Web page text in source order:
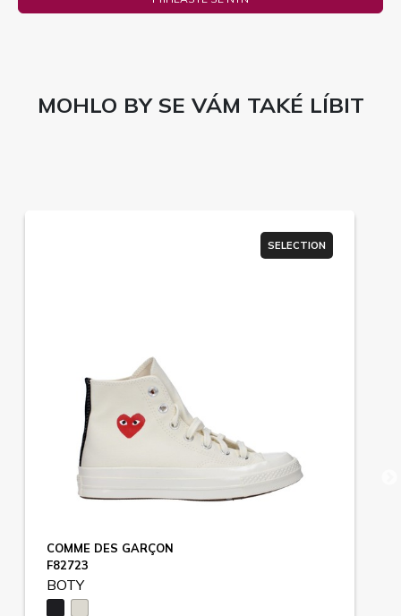
MOHLO BY SE VÁM TAKÉ LÍBIT
SELECTION
COMME DES GARÇON
F82723
BOTY